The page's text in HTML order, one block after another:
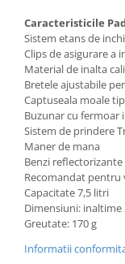
Caracteristicile
Sistem etans de
Clips de asigurare a
Material de inalta
Bretele ajustabile
Captuseala moale
Buzunar cu fermoar
Sistem de prindere
Maner de mana
Benzi
Recomandat pentru
Capacitate 7,5 litri
Dimensiuni: inaltime
Greutate: 170 g
Informatii